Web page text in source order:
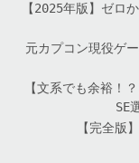
【2025年版】ゼ
元カプコン現役ゲ
【文系でも余裕！
SE
【完全版